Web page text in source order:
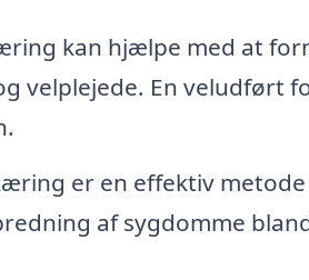
kan hjælpe med at
velplejede. En veludført
er en effektiv
af sygdomme